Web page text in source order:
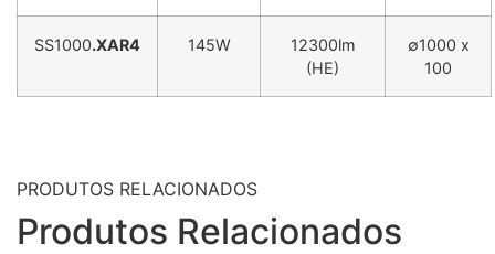
SS1000.XAR4 145W
12300lm
(HE)
∅1000 x
100
PRODUTOS RELACIONADOS
Produtos Relacionados